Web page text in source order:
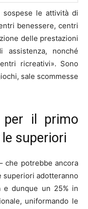
sospese le attività di
benessere, centri
delle prestazioni
nonché
ricreativi». Sono
sale scommesse
per il primo
superiori
che potrebbe ancora
superiori adotteranno
e dunque un 25% in
uniformando le